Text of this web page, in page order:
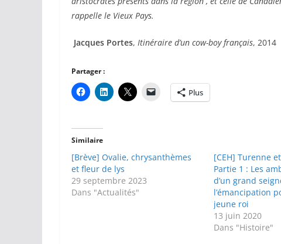
rappelle le Vieux Pays.
Jacques Portes, Itinéraire d’un cow-boy français, 2014
Partager :
Plus
Similaire
[Brève] Ovalie, chrysanthèmes
et fleur de lys
29 septembre 2023
Dans "Actualités"
[CEH] Turenne
Partie 1 : Les
d’un grand
l’émancipation
jeune roi
13 juin 2020
Dans "Histoire"